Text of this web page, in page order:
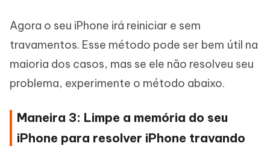
Agora o seu iPhone irá reiniciar e sem
travamentos. Esse método pode ser bem útil na
maioria dos casos, mas se ele não resolveu seu
problema, experimente o método abaixo.
Maneira 3: Limpe a memória do seu
iPhone para resolver iPhone travando